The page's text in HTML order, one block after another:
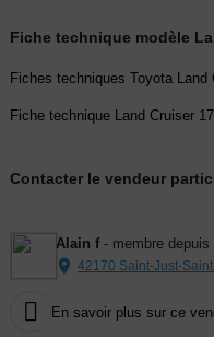
Fiche technique modèle
Fiches techniques Toyota Land
Fiche technique Land Cruiser
Contacter le vendeur
Alain f- membre depuis
42170 Saint-Just-
 En savoir plus sur ce